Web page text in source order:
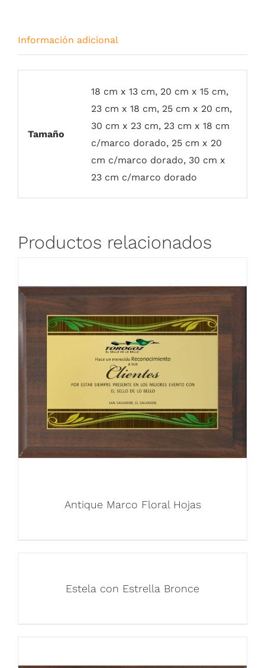
Información adicional
Tamaño
18 cm x 13 cm, 20 cm x 15 cm,
23 cm x 18 cm, 25 cm x 20 cm,
30 cm x 23 cm, 23 cm x 18 cm
c/marco dorado, 25 cm x 20
cm c/marco dorado, 30 cm x
23 cm c/marco dorado
Productos relacionados
Antique Marco Floral Hojas
Estela con Estrella Bronce